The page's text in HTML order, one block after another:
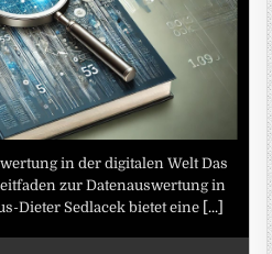
in der digitalen Welt Das
zur Datenauswertung in
Dieter Sedlacek bietet eine [...]